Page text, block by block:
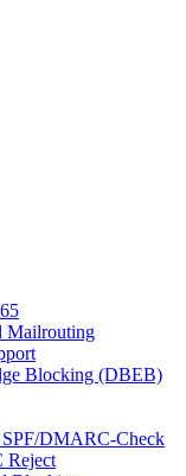
Mailrouting
Blocking (DBEB)
DMARC-Check
Reject